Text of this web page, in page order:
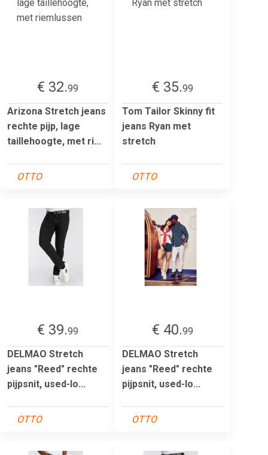
€ 32.99
Arizona Stretch jeans
rechte pijp, lage
taillehoogte, met ri...
OTTO
€ 35.99
Tom Tailor Skinny fit
jeans Ryan met
stretch
OTTO
€ 39.99
DELMAO Stretch
jeans "Reed" rechte
pijpsnit, used-lo...
OTTO
€ 40.99
DELMAO Stretch
jeans "Reed" rechte
pijpsnit, used-lo...
OTTO